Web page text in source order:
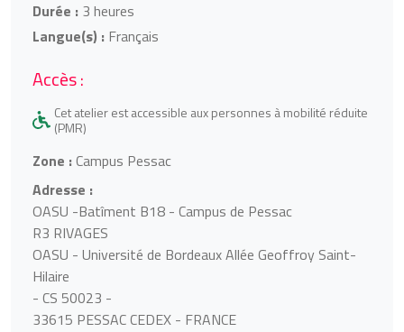
Durée : 3 heures
Langue(s) : Français
Accès :
Cet atelier est accessible aux personnes à mobilité réduite
(PMR)
Zone :Campus Pessac
Adresse :
OASU -Batîment B18 - Campus de Pessac
R3 RIVAGES
OASU - Université de Bordeaux Allée Geoffroy Saint-
Hilaire
- CS 50023 -
33615 PESSAC CEDEX - FRANCE